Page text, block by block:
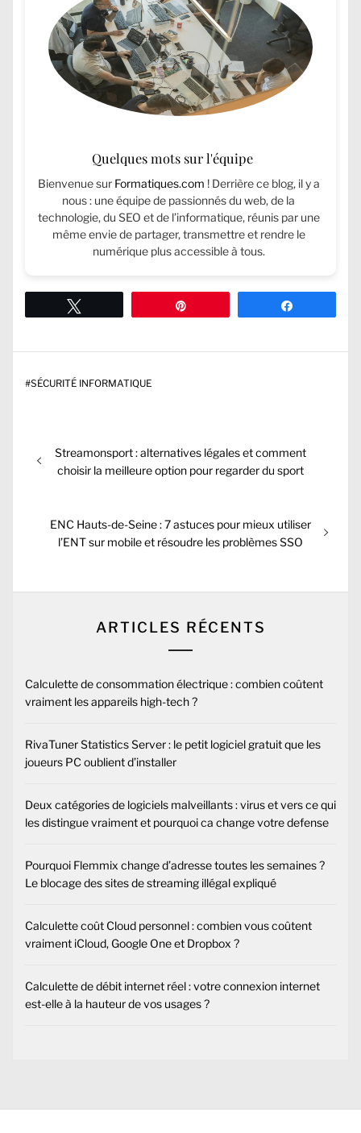
Quelques mots sur l'équipe
Bienvenue sur Formatiques.com ! Derrière ce blog, il y a
nous : une équipe de passionnés du web, de la
technologie, du SEO et de l’informatique, réunis par une
même envie de partager, transmettre et rendre le
numérique plus accessible à tous.
#SÉCURITÉ INFORMATIQUE
Navigation
de
Previous
post:
Streamonsport : alternatives légales et comment
choisir la meilleure option pour regarder du sport
Next
post:
ENC Hauts-de-Seine : 7 astuces pour mieux utiliser
l’ENT sur mobile et résoudre les problèmes SSO
ARTICLES RÉCENTS
Calculette de consommation électrique : combien coûtent
vraiment les appareils high-tech ?
RivaTuner Statistics Server : le petit logiciel gratuit que les
joueurs PC oublient d’installer
Deux catégories de logiciels malveillants : virus et vers ce qui
les distingue vraiment et pourquoi ca change votre defense
Pourquoi Flemmix change d’adresse toutes les semaines ?
Le blocage des sites de streaming illégal expliqué
Calculette coût Cloud personnel : combien vous coûtent
vraiment iCloud, Google One et Dropbox ?
Calculette de débit internet réel : votre connexion internet
est-elle à la hauteur de vos usages ?